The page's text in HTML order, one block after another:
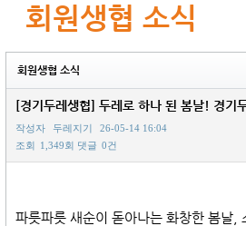
회원생협 소식
회원생협 소식
[경기두레생협] 두레로 하나 된 봄날! 경기
작성자 두레지기
26-05-14 16:04
조회 1,349회 댓글 0건
본문
파릇파릇 새순이 돋아나는 화창한 봄날,